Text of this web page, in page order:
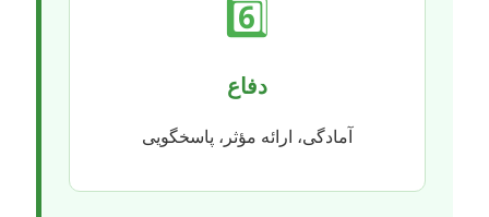
6️⃣
دفاع
آمادگی، ارائه مؤثر، پاسخگویی